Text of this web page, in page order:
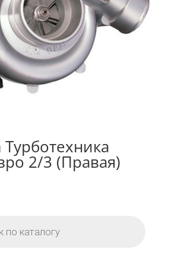
2/3 (Правая)